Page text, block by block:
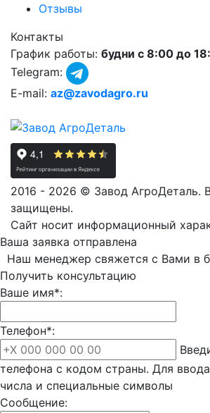
Отзывы
Контакты
График работы: будни с 8:00 до
Telegram:
E-mail: az@zavodagro.ru
2016 - 2026 © Завод АгроДеталь.
защищены.
Сайт носит информационный
Ваша заявка отправлена
Наш менеджер свяжется с Вами в
Получить консультацию
Ваше имя*:
Телефон*:
телефона с кодом страны. Для
числа и специальные символы
Сообщение: